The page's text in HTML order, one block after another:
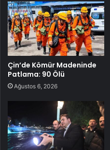
Çin’de Kömür Madeninde
Patlama: 90 Ölü
Ağustos 6, 2026